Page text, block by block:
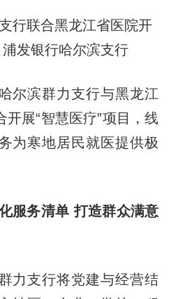
行联合黑龙江省医院开
发银行哈尔滨支行
滨群力支行与黑龙江
展“智慧医疗”项目，线
为寒地居民就医提供极
务清单 打造群众满意
支行将党建与经营结